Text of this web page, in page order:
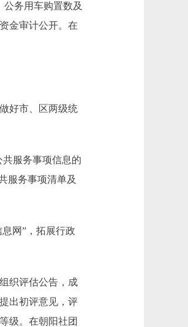
务用车购置数及
金审计公开。在
好市、区两级统
服务事项信息的
服务事项清单及
网”，拓展行政
织评估公告，成
出初评意见，评
级。在朝阳社团